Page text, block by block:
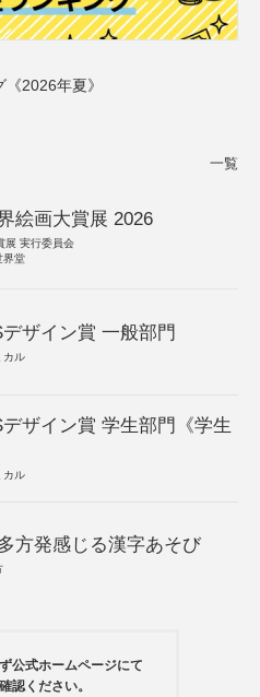
2026年夏》
一覧
絵画大賞展 2026
展 実行委員会
界堂
ザイン賞 一般部門
カル
ザイン賞 学生部門《学生
カル
方発感じる漢字あそび
公式ホームページにて
認ください。